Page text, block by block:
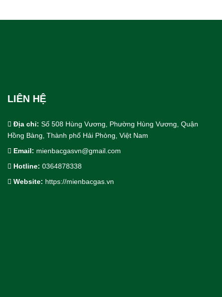
LIÊN HỆ
Địa chỉ: Số 508 Hùng Vương, Phường Hùng Vương, Quận
Hồng Bàng, Thành phố Hải Phòng, Việt Nam
Email: mienbacgasvn@gmail.com
Hotline: 0364878338
Website: https://mienbacgas.vn
Cho Thuê bồn trạm khí công nghiệp